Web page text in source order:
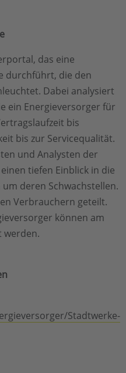
das eine
durchführt, die den
Dabei analysiert
ein Energieversorger für
bis
bis zur Servicequalität.
und Analysten der
tiefen Einblick in die
deren Schwachstellen.
Verbrauchern geteilt.
können am
werden.
Stadtwerke-